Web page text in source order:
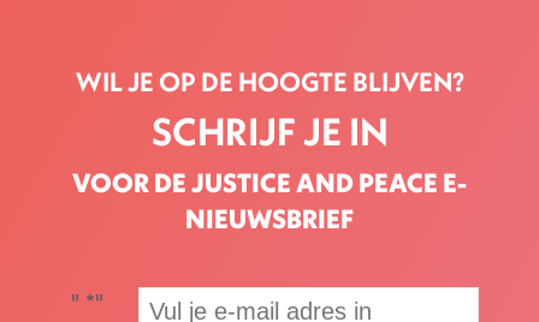
WIL JE OP DE HOOGTE BLIJVEN?
SCHRIJF JE IN
VOOR DE JUSTICE AND PEACE E-
NIEUWSBRIEF
" *"